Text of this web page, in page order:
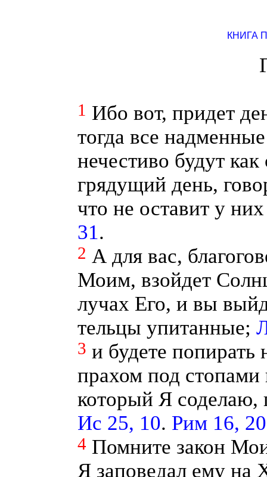
КНИГА
1 Ибо вот, придет
тогда все
нечестиво будут
грядущий день,
что не оставит у
31.
2 А для вас,
Моим, взойдет
лучах Его, и вы
тельцы упитанные;
3 и будете попирать
прахом под стопами
который Я соделаю,
Ис 25, 10. Рим 16, 20
4 Помните закон
Я заповедал ему на